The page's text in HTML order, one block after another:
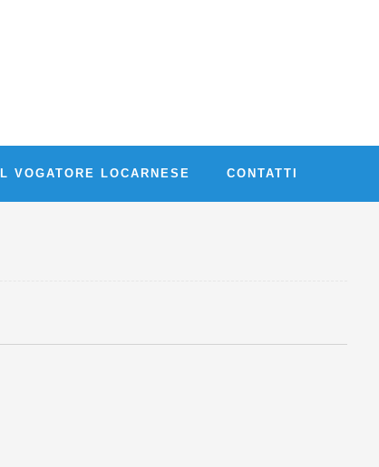
IL VOGATORE LOCARNESE CONTATTI